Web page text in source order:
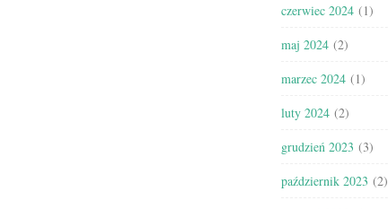
czerwiec 2024 (1)
maj 2024 (2)
marzec 2024 (1)
luty 2024 (2)
grudzień 2023 (3)
październik 2023 (2)